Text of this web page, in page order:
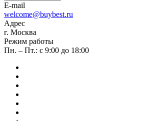
E-mail
welcome@buybest.ru
Адрес
г. Москва
Режим работы
Пн. – Пт.: с 9:00 до 18:00